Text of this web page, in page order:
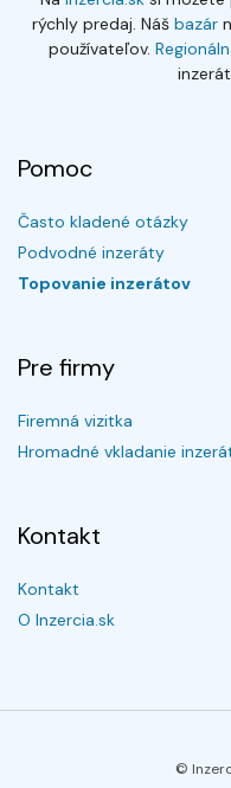
rýchly predaj. Náš bazár
používateľov.
Pomoc
Často kladené otázky
Podvodné inzeráty
Topovanie inzerátov
Pre firmy
Firemná vizitka
Hromadné vkladanie
Kontakt
Kontakt
O Inzercia.sk
©